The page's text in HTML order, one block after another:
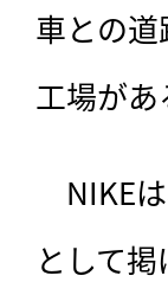
車との
工場があ
NIKE
として